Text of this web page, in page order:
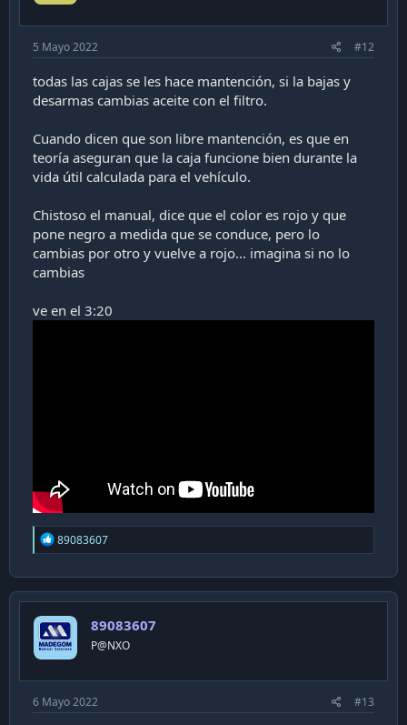
5 Mayo 2022 #12
todas las cajas se les hace mantención, si la bajas y
desarmas cambias aceite con el filtro.
Cuando dicen que son libre mantención, es que en
teoría aseguran que la caja funcione bien durante la
vida útil calculada para el vehículo.
Chistoso el manual, dice que el color es rojo y que
pone negro a medida que se conduce, pero lo
cambias por otro y vuelve a rojo... imagina si no lo
cambias
ve en el 3:20
R
e
c
t
o
n
s
89083607
89083607
P@NXO
6 Mayo 2022 #13